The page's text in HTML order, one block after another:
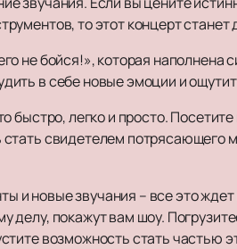
то этот концерт
не бойся!», которая наполнена
в себе новые эмоции и
быстро, легко и просто.
свидетелем потрясающего
новые звучания – все это
покажут вам шоу.
возможность стать частью